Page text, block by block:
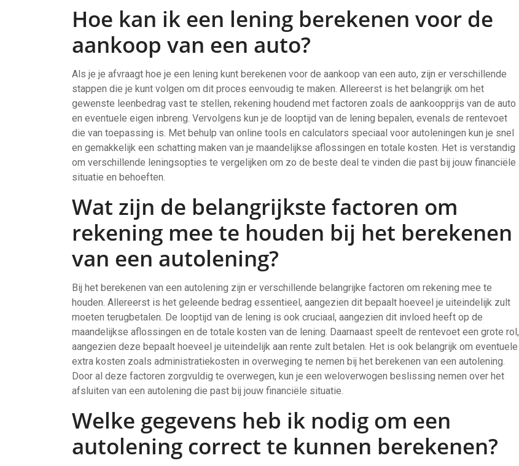
Hoe kan ik een lening berekenen voor de
aankoop van een auto?
Als je je afvraagt hoe je een lening kunt berekenen voor de aankoop van een auto, zijn er verschillende
stappen die je kunt volgen om dit proces eenvoudig te maken. Allereerst is het belangrijk om het
gewenste leenbedrag vast te stellen, rekening houdend met factoren zoals de aankoopprijs van de auto
en eventuele eigen inbreng. Vervolgens kun je de looptijd van de lening bepalen, evenals de rentevoet
die van toepassing is. Met behulp van online tools en calculators speciaal voor autoleningen kun je snel
en gemakkelijk een schatting maken van je maandelijkse aflossingen en totale kosten. Het is verstandig
om verschillende leningsopties te vergelijken om zo de beste deal te vinden die past bij jouw financiële
situatie en behoeften.
Wat zijn de belangrijkste factoren om
rekening mee te houden bij het berekenen
van een autolening?
Bij het berekenen van een autolening zijn er verschillende belangrijke factoren om rekening mee te
houden. Allereerst is het geleende bedrag essentieel, aangezien dit bepaalt hoeveel je uiteindelijk zult
moeten terugbetalen. De looptijd van de lening is ook cruciaal, aangezien dit invloed heeft op de
maandelijkse aflossingen en de totale kosten van de lening. Daarnaast speelt de rentevoet een grote rol,
aangezien deze bepaalt hoeveel je uiteindelijk aan rente zult betalen. Het is ook belangrijk om eventuele
extra kosten zoals administratiekosten in overweging te nemen bij het berekenen van een autolening.
Door al deze factoren zorgvuldig te overwegen, kun je een weloverwogen beslissing nemen over het
afsluiten van een autolening die past bij jouw financiële situatie.
Welke gegevens heb ik nodig om een
autolening correct te kunnen berekenen?